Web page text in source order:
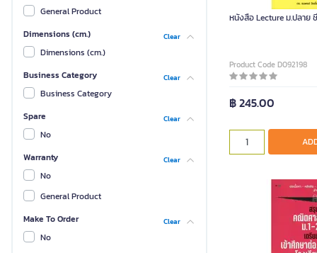
General Product
Dimensions (cm.)
Clear
Dimensions (cm.)
Business Category
Clear
Business Category
Spare
Clear
No
Warranty
Clear
No
General Product
Make To Order
Clear
No
หนังสือ Lecture ม.ปลาย
Product Code D092198
฿ 245.00